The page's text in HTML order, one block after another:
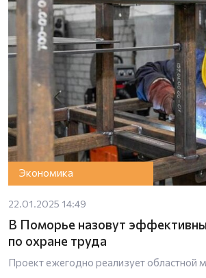
Экономика
22.01.2025 14:49
В Поморье назовут
по охране труда
Проект ежегодно реализует областной